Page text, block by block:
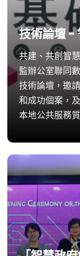
技術論壇 -
共建、共創智
監辦公室聯同
技術論壇，邀
和成功個案，
本地公共服務
握政府部門的
創新實驗室提...